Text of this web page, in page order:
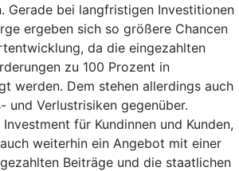
Gerade bei langfristigen Investitionen
ergeben sich so größere Chancen
da die eingezahlten
zu 100 Prozent in
werden. Dem stehen allerdings auch
und Verlustrisiken gegenüber.
für Kundinnen und Kunden,
weiterhin ein Angebot mit einer
Beiträge und die staatlichen